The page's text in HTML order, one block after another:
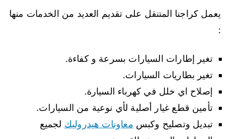
يعمل كراجنا المتنقل على تقديم العديد من الخدمات منها
:
تغير إطارات السيارات بسرعة و كفاءة.
تغير بطاريات السيارات.
إصلاح اي خلل في كهرباء السيارة.
تأمين قطع غيار أصلية لأي نوعية من السيارات.
تبديل وتصليح وكبس معاونات هيدروليك لجميع